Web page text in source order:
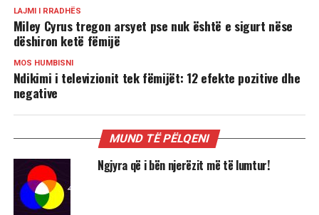
LAJMI I RRADHËS
Miley Cyrus tregon arsyet pse nuk është e sigurt nëse
dëshiron ketë fëmijë
MOS HUMBISNI
Ndikimi i televizionit tek fëmijët: 12 efekte pozitive dhe
negative
MUND TË PËLQENI
Ngjyra që i bën njerëzit më të lumtur!